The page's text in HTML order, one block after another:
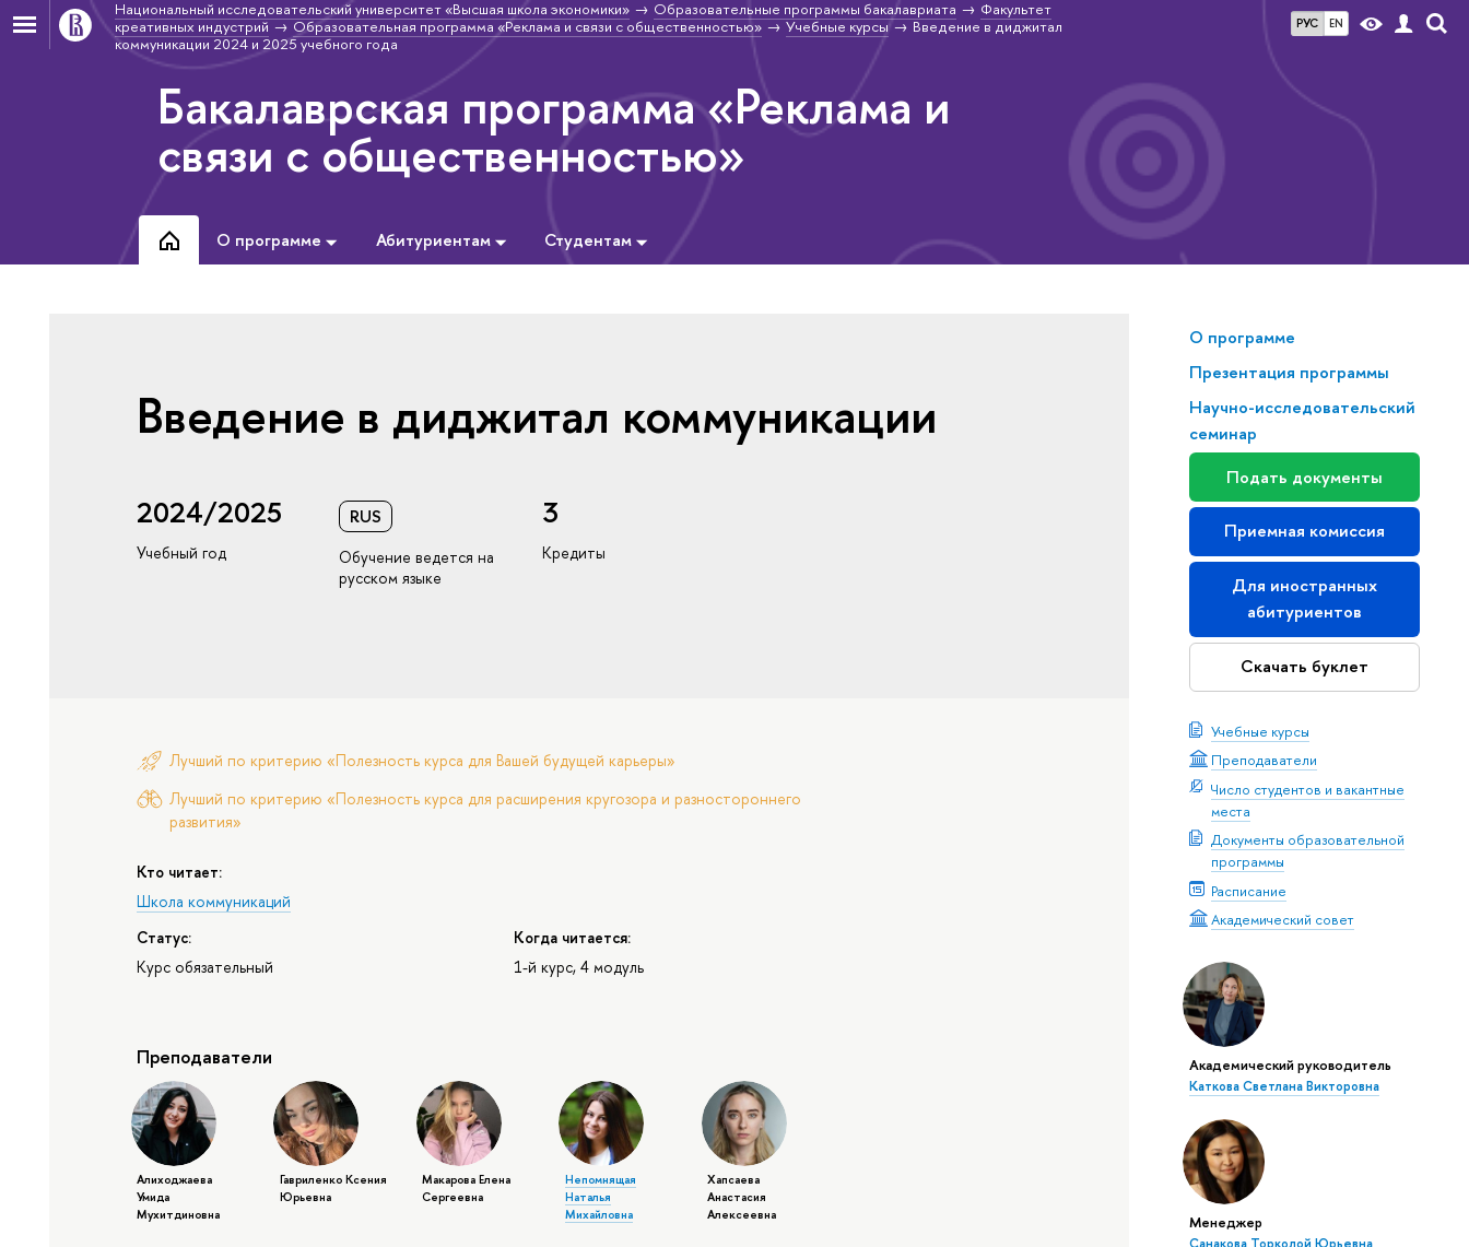
РУС EN
Национальный исследовательский университет «Высшая школа экономики» Образовательные программы бакалавриата
Факультет
креативных индустрий
Образовательная программа «Реклама и связи с общественностью» Учебные курсы
Введение в диджитал
коммуникации 2024 и 2025 учебного года
Бакалаврская программа «Реклама и
связи с общественностью»
О программе Абитуриентам Студентам
О программе
Презентация программы
Научно-исследовательский
семинар
Подать документы
Приемная комиссия
Для иностранных
абитуриентов
Скачать буклет
Учебные курсы
Преподаватели
Число студентов и вакантные
места
Документы образовательной
программы
Расписание
Академический совет
Академический руководитель
Каткова Светлана Викторовна
Менеджер
Санакова Торколой Юрьевна
Введение в диджитал коммуникации
2024/2025
Учебный год
RUS
Обучение ведется на
русском языке
3
Кредиты
Лучший по критерию «Полезность курса для Вашей будущей карьеры»
Лучший по критерию «Полезность курса для расширения кругозора и разностороннего
развития»
Кто читает:
Школа коммуникаций
Статус:
Курс обязательный
Когда читается:
1-й курс, 4 модуль
Преподаватели
Алиходжаева
Умида
Мухитдиновна
Гавриленко Ксения
Юрьевна
Макарова Елена
Сергеевна
Непомнящая
Наталья
Михайловна
Хапсаева
Анастасия
Алексеевна